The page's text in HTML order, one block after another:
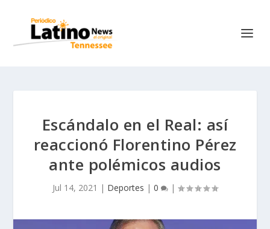
Escándalo en el Real: así
reaccionó Florentino Pérez
ante polémicos audios
Jul 14, 2021 | Deportes | 0 |